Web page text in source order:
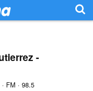
-
FM · 98.5